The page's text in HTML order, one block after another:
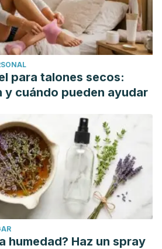
para talones secos:
y cuándo pueden ayudar
humedad? Haz un spray